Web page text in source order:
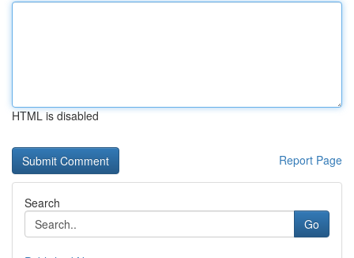
HTML is disabled
Report Page
Search
Go